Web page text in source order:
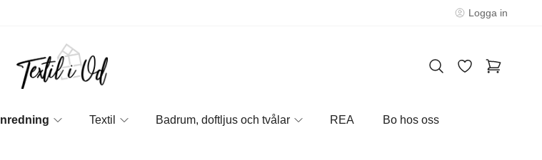
Logga in
Inredning Textil Badrum, doftljus och tvålar REA Bo hos oss